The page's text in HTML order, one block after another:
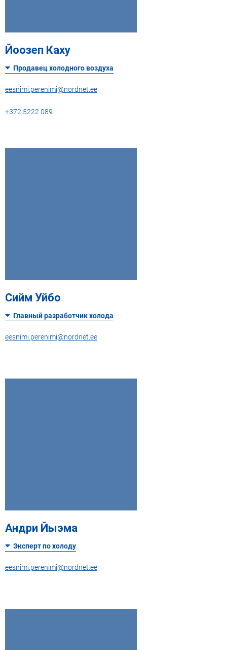
Йоозеп Каху
Продавец холодного воздуха
eesnimi.perenimi@nordnet.ee
+372 5222 089
Сийм Уйбо
Главный разработчик холода
eesnimi.perenimi@nordnet.ee
Андри Йыэма
Эксперт по холоду
eesnimi.perenimi@nordnet.ee